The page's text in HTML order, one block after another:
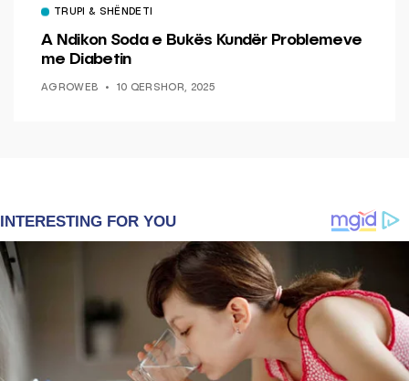
TRUPI & SHËNDETI
A Ndikon Soda e Bukës Kundër Problemeve
me Diabetin
AGROWEB 10 QERSHOR, 2025